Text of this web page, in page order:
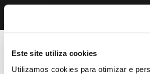
Este site utiliza cookies
Utilizamos cookies para otimizar e